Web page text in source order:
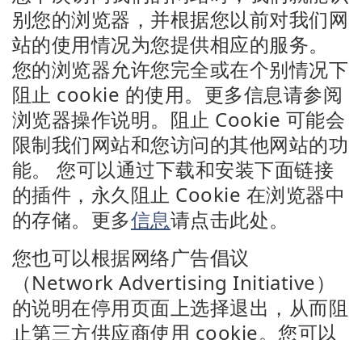
别您的浏览器，并根据您以前对我们网
站的使用情况为您提供相应的服务。
您的浏览器允许您完全或在个别情况下
阻止 cookie 的使用。更多信息请参阅
浏览器操作说明。阻止 Cookie 可能会
限制我们网站和您访问的其他网站的功
能。 您可以通过下载和安装下面链接
的插件，永久阻止 Cookie 在浏览器中
的存储。更多信息请点击此处。
您也可以根据网络广告倡议
（Network Advertising Initiative）
的说明在停用页面上选择退出，从而阻
止第三方供应商使用 cookie。您可以